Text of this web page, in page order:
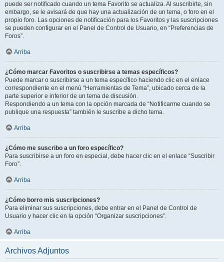
puede ser notificado cuando un tema Favorito se actualiza. Al suscribirte, sin
embargo, se le avisará de que hay una actualización de un tema, o foro en el
propio foro. Las opciones de notificación para los Favoritos y las suscripciones
se pueden configurar en el Panel de Control de Usuario, en “Preferencias de
Foros”.
Arriba
¿Cómo marcar Favoritos o suscribirse a temas específicos?
Puede marcar o suscribirse a un tema específico haciendo clic en el enlace
correspondiente en el menú “Herramientas de Tema”, ubicado cerca de la
parte superior e inferior de un tema de discusión.
Respondiendo a un tema con la opción marcada de “Notificarme cuando se
publique una respuesta” también le suscribe a dicho tema.
Arriba
¿Cómo me suscribo a un foro específico?
Para suscribirse a un foro en especial, debe hacer clic en el enlace “Suscribir
Foro”.
Arriba
¿Cómo borro mis suscripciones?
Para eliminar sus suscripciones, debe entrar en el Panel de Control de
Usuario y hacer clic en la opción “Organizar suscripciones”.
Arriba
Archivos Adjuntos